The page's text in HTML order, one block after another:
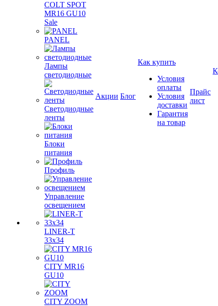
COLT SPOT
MR16 GU10
Sale
PANEL
Лампы
светодиодные
Светодиодные
ленты
Блоки
питания
Профиль
Управление
освещением
LINER-T
33x34
CITY MR16
GU10
CITY ZOOM
Акции Блог
Как купить
Условия
оплаты
Условия
доставки
Гарантия
на товар
Прайс
лист